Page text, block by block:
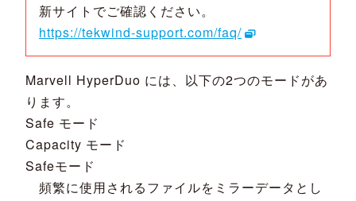
新サイトでご確認ください。
https://tekwind-support.com/faq/
Marvell HyperDuo には、以下の2つのモードがあ
ります。
Safe モード
Capacity モード
Safeモード
頻繁に使用されるファイルをミラーデータとし